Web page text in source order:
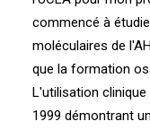
commencé à
moléculaires de
que la formation
L'utilisation
1999 démontrant